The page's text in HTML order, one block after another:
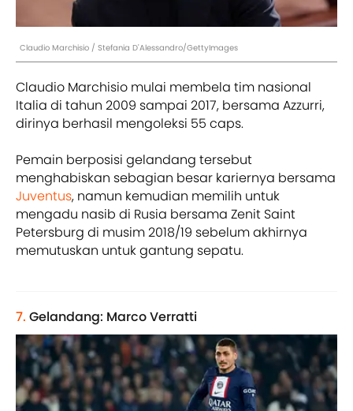
Claudio Marchisio / Stefania D'Alessandro/GettyImages
Claudio Marchisio mulai membela tim nasional
Italia di tahun 2009 sampai 2017, bersama Azzurri,
dirinya berhasil mengoleksi 55 caps.
Pemain berposisi gelandang tersebut
menghabiskan sebagian besar kariernya bersama
Juventus, namun kemudian memilih untuk
mengadu nasib di Rusia bersama Zenit Saint
Petersburg di musim 2018/19 sebelum akhirnya
memutuskan untuk gantung sepatu.
7. Gelandang: Marco Verratti